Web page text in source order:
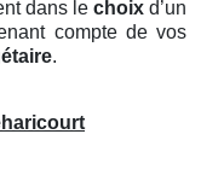
dans le choixd’un
compte de vos
.